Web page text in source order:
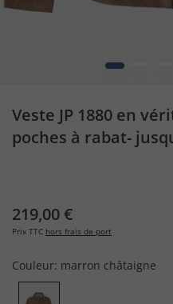
1
Veste JP 1880 en
poches à rabat-
219,00 €
Prix TTC hors frais de port
Couleur: marron châtaigne